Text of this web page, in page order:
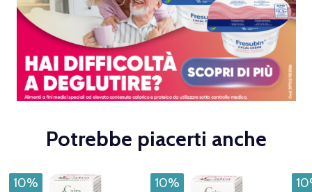
Potrebbe piacerti anche
10% 10%